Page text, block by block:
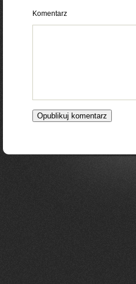
Komentarz